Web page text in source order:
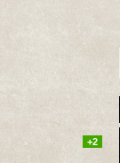
+2